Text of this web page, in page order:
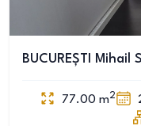
BUCUREȘTI
77.00 m2